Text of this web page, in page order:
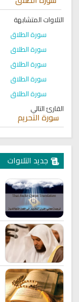
التلاوات المتشابهة
سورة الطلاق
سورة الطلاق
سورة الطلاق
سورة الطلاق
سورة الطلاق
القارئ التالي
سورة التحريم
جديد التلاوات